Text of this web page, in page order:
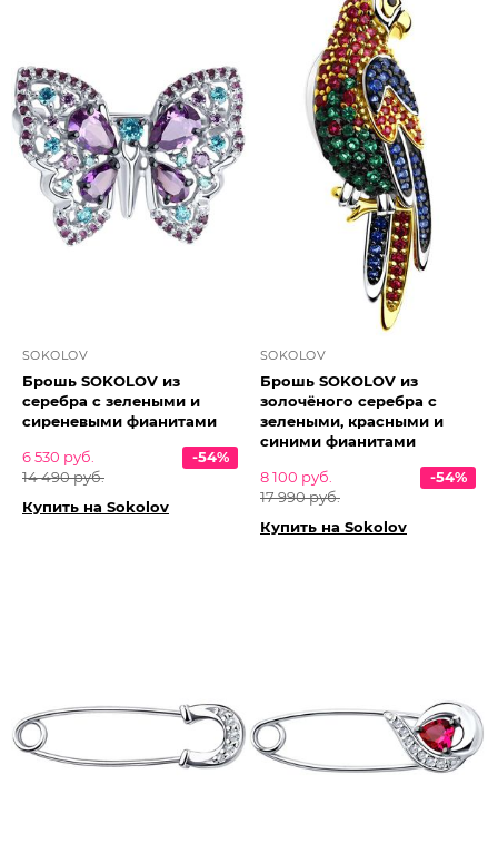
SOKOLOV
Брошь SOKOLOV из
серебра с зелеными и
сиреневыми фианитами
6 530 руб.
14 490 руб.
-54%
Купить на Sokolov
SOKOLOV
Брошь SOKOLOV из
золочёного серебра с
зелеными, красными и
синими фианитами
8 100 руб.
17 990 руб.
-54%
Купить на Sokolov